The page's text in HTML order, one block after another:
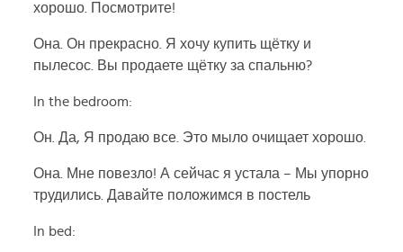
хорошо. Посмотрите!
Она. Он прекрасно. Я хочу купить щётку и
пылесос. Вы продаете щётку за спальню?
In the bedroom:
Он. Да, Я продаю все. Это мыло очищает хорошо.
Она. Мне повезло! А сейчас я устала – Мы упорно
трудились. Давайте положимся в постель
In bed: